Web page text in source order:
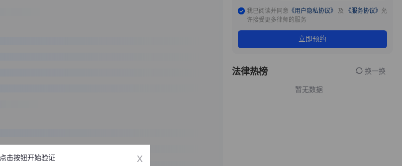
我已阅读并同意 《用户隐私协议》 及 《服务协议》 允
许接受更多律师的服务
立即预约
法律热榜 换一换
暂无数据
点击按钮开始验证 x